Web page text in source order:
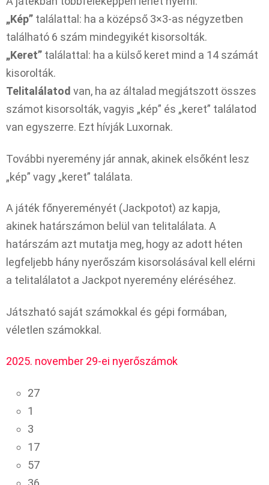
„Kép” találattal: ha a középső 3×3-as négyzetben
található 6 szám mindegyikét kisorsolták.
„Keret” találattal: ha a külső keret mind a 14 számát
kisorolták.
Telitalálatod van, ha az általad megjátszott összes
számot kisorsolták, vagyis „kép” és „keret” találatod
van egyszerre. Ezt hívják Luxornak.
További nyeremény jár annak, akinek elsőként lesz
„kép” vagy „keret” találata.
A játék főnyereményét (Jackpotot) az kapja,
akinek határszámon belül van telitalálata. A
határszám azt mutatja meg, hogy az adott héten
legfeljebb hány nyerőszám kisorsolásával kell elérni
a telitalálatot a Jackpot nyeremény eléréséhez.
Játszható saját számokkal és gépi formában,
véletlen számokkal.
2025. november 29-ei nyerőszámok
27
1
3
17
57